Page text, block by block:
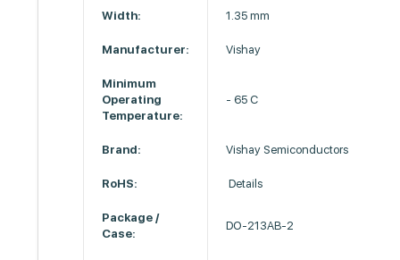
Width: 1.35 mm
Manufacturer: Vishay
Minimum
Operating
Temperature:
- 65 C
Brand: Vishay Semiconductors
RoHS: Details
Package /
Case:
DO-213AB-2